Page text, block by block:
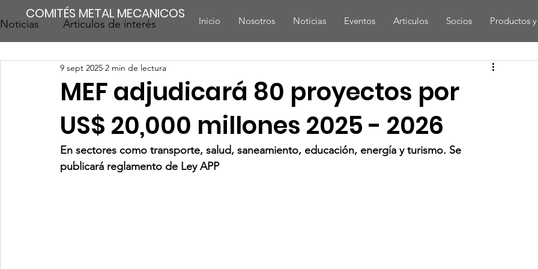
COMITÉS METAL MECANICOS Inicio Nosotros Noticias Eventos Articulos Socios Productos
Noticias Articulos de interés
MEF adjudicará 80 proyectos por
US$ 20,000 millones 2025 - 2026
9 sept 2025 2 min de lectura
En sectores como transporte, salud, saneamiento, educación, energía y turismo. Se
publicará reglamento de Ley APP